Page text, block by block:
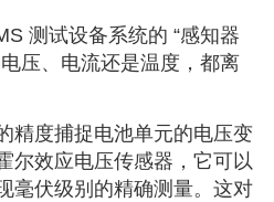
测试设备系统的 “感知器
压、电流还是温度，都离
精度捕捉电池单元的电压变
尔效应电压传感器，它可以
毫伏级别的精确测量。这对